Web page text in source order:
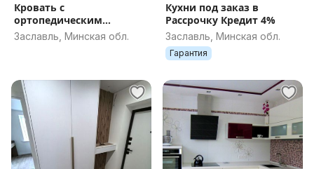
Кровать с
ортопедическим
матрасом
Заславль, Минская обл.
Кухни под заказ в
Рассрочку Кредит 4%
Заславль, Минская обл.
Гарантия